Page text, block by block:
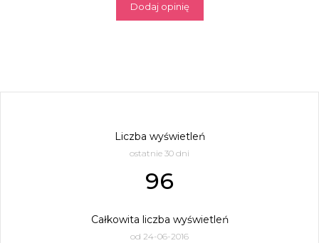
Dodaj opinię
Liczba wyświetleń
ostatnie 30 dni
96
Całkowita liczba wyświetleń
od 24-06-2016